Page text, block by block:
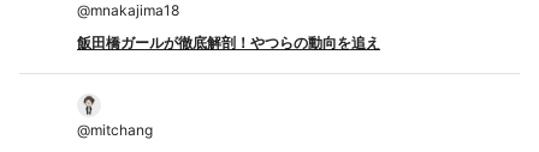
@mnakajima18
飯田橋ガールが徹底解剖！やつらの動向を追え
@mitchang